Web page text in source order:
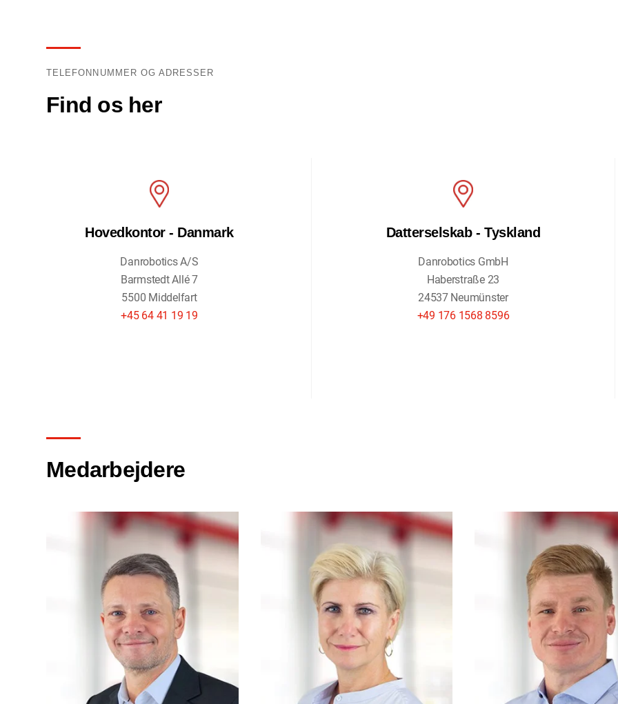
TELEFONNUMMER OG ADRESSER
Find os her
Hovedkontor - Danmark
Danrobotics A/S
Barmstedt Allé 7
5500 Middelfart
+45 64 41 19 19
Datterselskab - Tyskland
Danrobotics GmbH
Haberstraße 23
24537 Neumünster
+49 176 1568 8596
Medarbejdere